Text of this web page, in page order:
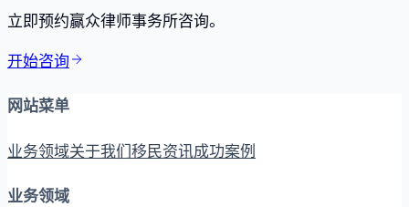
立即预约赢众律师事务所咨询。
开始咨询
网站菜单
业务领域关于我们 移民资讯成功案例
业务领域